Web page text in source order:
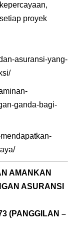
proyek
asuransi-yang-
ganda-bagi-
AMANKAN
ASURANSI
(PANGGILAN –